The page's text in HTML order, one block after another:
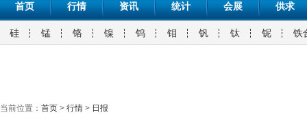
首页 行情 资讯 统计 会展 供求
硅 锰 铬 镍 钨 钼 钒 钛 铌 铁
当前位置： 首页 > 行情 > 日报